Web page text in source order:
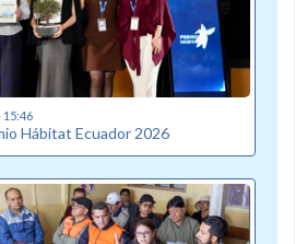
15:46
Hábitat Ecuador 2026